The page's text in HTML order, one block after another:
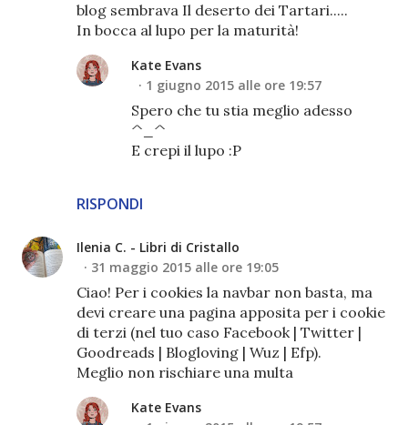
blog sembrava Il deserto dei Tartari.....
In bocca al lupo per la maturità!
RISPONDI
Kate Evans
1 giugno 2015 alle ore 19:57
Spero che tu stia meglio adesso
^_^
E crepi il lupo :P
Ilenia C. - Libri di Cristallo
31 maggio 2015 alle ore 19:05
Ciao! Per i cookies la navbar non basta, ma
devi creare una pagina apposita per i cookie
di terzi (nel tuo caso Facebook | Twitter |
Goodreads | Blogloving | Wuz | Efp).
Meglio non rischiare una multa
Kate Evans